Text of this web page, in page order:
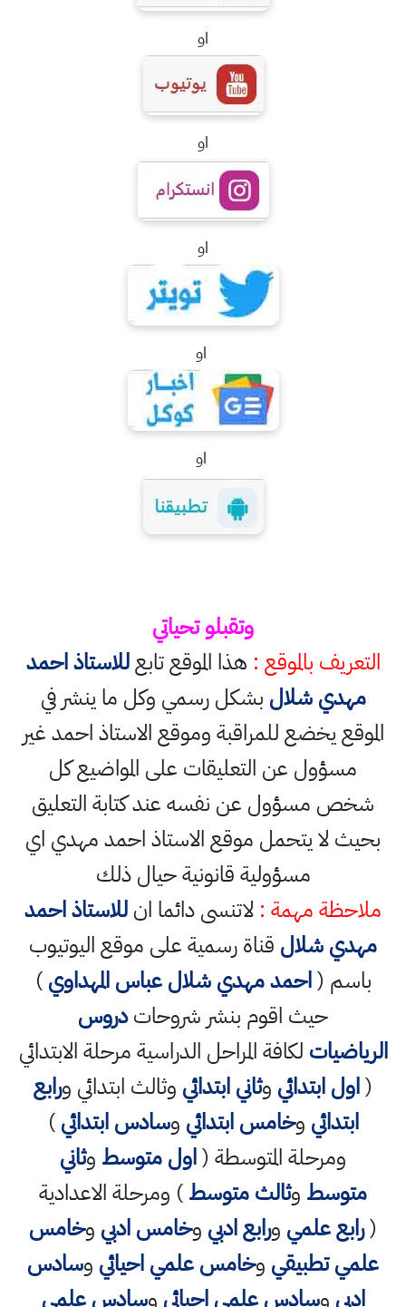
او
او
او
او
او
وتقبلو تحياتي
التعريف بالموقع : هذا الموقع تابعللاستاذ احمد
مهدي شلال بشكل رسمي وكل ما ينشر في
الموقع يخضع للمراقبة وموقع الاستاذ احمد غير
مسؤول عن التعليقات على المواضيع كل
شخص مسؤول عن نفسه عند كتابة التعليق
بحيث لا يتحمل موقع الاستاذ احمد مهدي اي
مسؤولية قانونية حيال ذلك
ملاحظة مهمة : لاتنسى دائما انللاستاذ احمد
مهدي شلال قناة رسمية على موقع اليوتيوب
باسم (احمد مهدي شلال عباس المهداوي)
حيث اقوم بنشر شروحاتدروس
الرياضيات لكافة المراحل الدراسية مرحلة الابتدائي
(اول ابتدائي وثاني ابتدائي وثالث ابتدائي ورابع
ابتدائي وخامس ابتدائي وسادس ابتدائي)
ومرحلة المتوسطة (اول متوسط وثاني
متوسط وثالث متوسط) ومرحلة الاعدادية
(رابع علمي ورابع ادبي وخامس ادبي وخامس
علمي تطبيقي وخامس علمي احيائي وسادس
ادبي وسادس علمي احيائي وسادس علمي